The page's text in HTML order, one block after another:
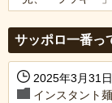
サッポロ一番っ
2025年3月31
インスタント麺